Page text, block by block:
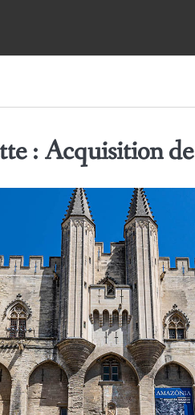
: Acquisition